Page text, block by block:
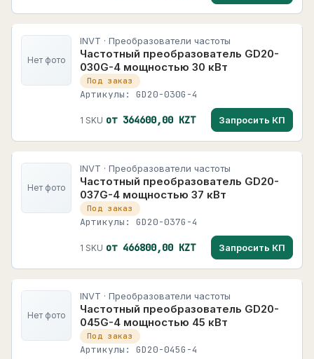
Нет фото
INVT · Преобразователи частоты
Частотный преобразователь GD20-
030G-4 мощностью 30 кВт
Под заказ
Артикулы: GD20-030G-4
1 SKU от 364600,00 KZT Запросить КП
Нет фото
INVT · Преобразователи частоты
Частотный преобразователь GD20-
037G-4 мощностью 37 кВт
Под заказ
Артикулы: GD20-037G-4
1 SKU от 466800,00 KZT Запросить КП
Нет фото
INVT · Преобразователи частоты
Частотный преобразователь GD20-
045G-4 мощностью 45 кВт
Под заказ
Артикулы: GD20-045G-4